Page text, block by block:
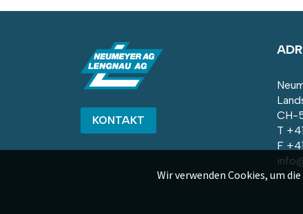
KONTAKT
CH-
T
F
Wir verwenden Cookies, um